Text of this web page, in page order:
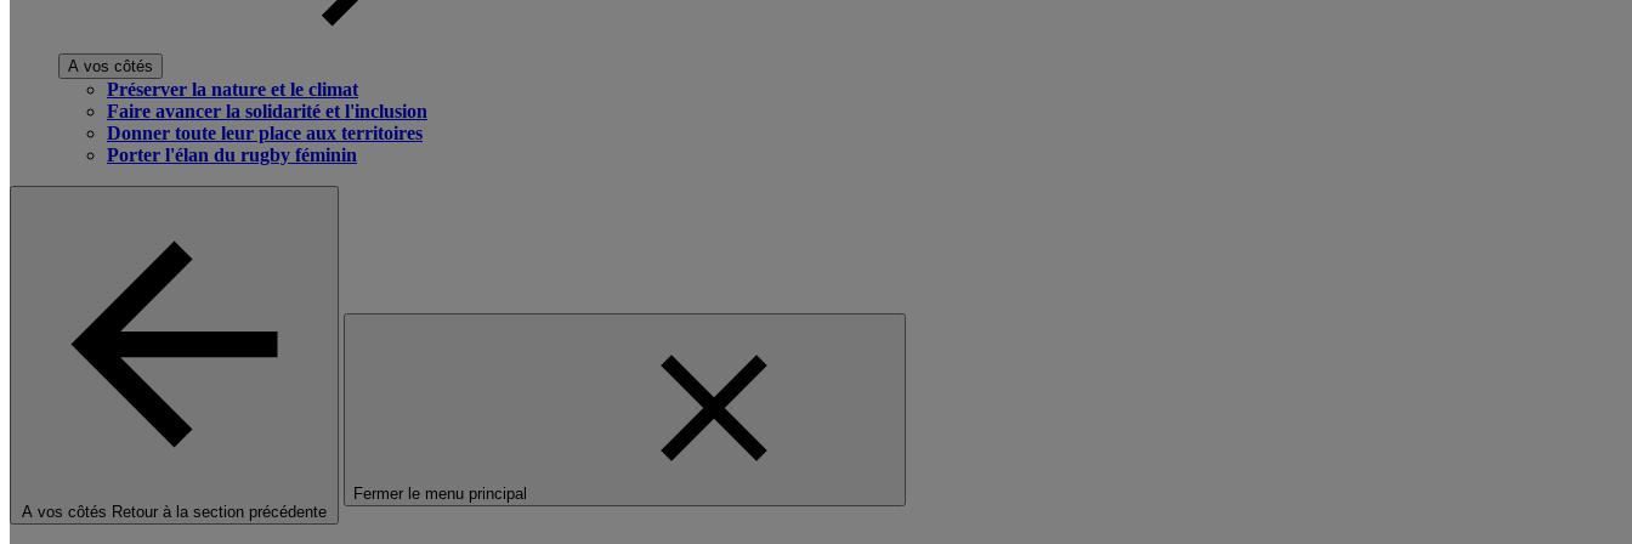
A vos côtés
Préserver la nature et le climat
Faire avancer la solidarité et l'inclusion
Donner toute leur place aux territoires
Porter l'élan du rugby féminin
A vos côtés Retour à la section précédente
Fermer le menu principal